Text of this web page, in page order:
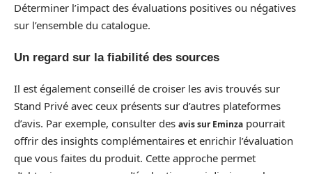
Déterminer l’impact des évaluations positives ou négatives
sur l’ensemble du catalogue.
Un regard sur la fiabilité des sources
Il est également conseillé de croiser les avis trouvés sur
Stand Privé avec ceux présents sur d’autres plateformes
d’avis. Par exemple, consulter des avis sur Eminza pourrait
offrir des insights complémentaires et enrichir l’évaluation
que vous faites du produit. Cette approche permet